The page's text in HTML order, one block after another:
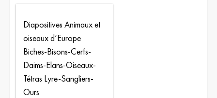
Diapositives Animaux et
oiseaux d’Europe
Biches-Bisons-Cerfs-
Daims-Elans-Oiseaux-
Tétras Lyre-Sangliers-
Ours